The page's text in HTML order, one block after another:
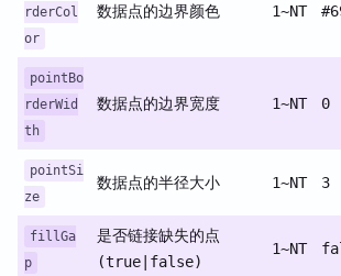
rderCol
or
数据点的边界颜色 1~NT
pointBo
rderWid
th
数据点的边界宽度 1~NT 0
pointSi
ze
数据点的半径大小 1~NT 3
fillGa
p
是否链接缺失的点
(true|false)
1~NT